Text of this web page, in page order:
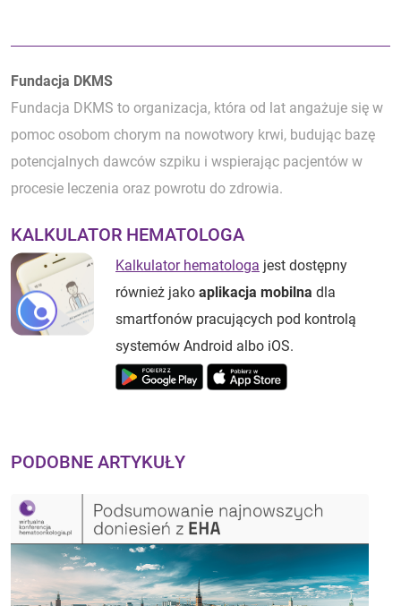
Autorzy:
Fundacja DKMS
Fundacja DKMS to organizacja, która od lat angażuje się w
pomoc osobom chorym na nowotwory krwi, budując bazę
potencjalnych dawców szpiku i wspierając pacjentów w
procesie leczenia oraz powrotu do zdrowia.
KALKULATOR HEMATOLOGA
Kalkulator hematologa jest dostępny
również jako aplikacja mobilna dla
smartfonów pracujących pod kontrolą
systemów Android albo iOS.
PODOBNE ARTYKUŁY